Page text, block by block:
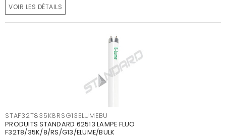
VOIR LES DÉTAILS
STAF32T835K8RSG13ELUMEBU
PRODUITS STANDARD 62513 LAMPE FLUO
F32T8/35K/8/RS/G13/ELUME/BULK